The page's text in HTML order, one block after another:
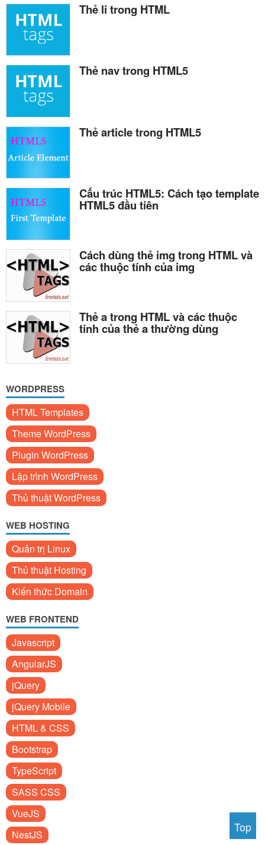
Thẻ li trong HTML
Thẻ nav trong HTML5
Thẻ article trong HTML5
Cấu trúc HTML5: Cách tạo template
HTML5 đầu tiên
Cách dùng thẻ img trong HTML và
các thuộc tính của img
Thẻ a trong HTML và các thuộc
tính của thẻ a thường dùng
WORDPRESS
HTML Templates
Theme WordPress
Plugin WordPress
Lập trình WordPress
Thủ thuật WordPress
WEB HOSTING
Quản trị Linux
Thủ thuật Hosting
Kiến thức Domain
WEB FRONTEND
Javascript
AngularJS
jQuery
jQuery Mobile
HTML & CSS
Bootstrap
TypeScript
SASS CSS
VueJS
NestJS
Top